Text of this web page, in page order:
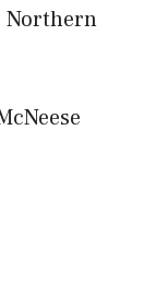
Northern